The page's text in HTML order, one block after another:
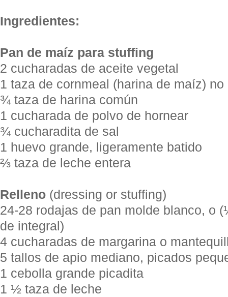
Ingredientes:
Pan de maíz para stuffing
2 cucharadas de aceite vegetal
1 taza de cornmeal (harina de maíz)
¾ taza de harina común
1 cucharada de polvo de hornear
¾ cucharadita de sal
1 huevo grande, ligeramente batido
⅔ taza de leche entera
Relleno (dressing or stuffing)
24-28 rodajas de pan molde blanco, o
de integral)
4 cucharadas de margarina o
5 tallos de apio mediano, picados
1 cebolla grande picadita
1 ½ taza de leche